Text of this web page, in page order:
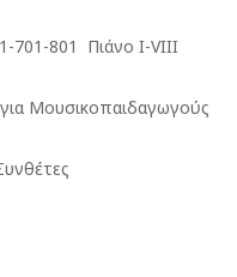
801 Πιάνο I-VIII
Μουσικοπαιδαγωγούς